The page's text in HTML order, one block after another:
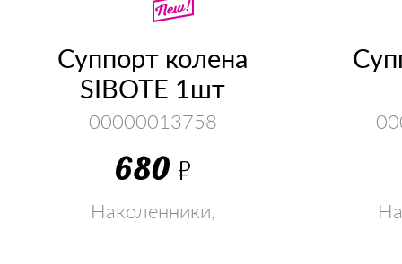
Суппорт колена
SIBOTE 1шт
00000013758
680 Р
Наколенники,